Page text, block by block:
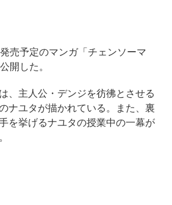
売予定のマンガ「チェンソーマ
開した。
、主人公・デンジを彷彿とさせる
ナユタが描かれている。また、裏
を挙げるナユタの授業中の一幕が